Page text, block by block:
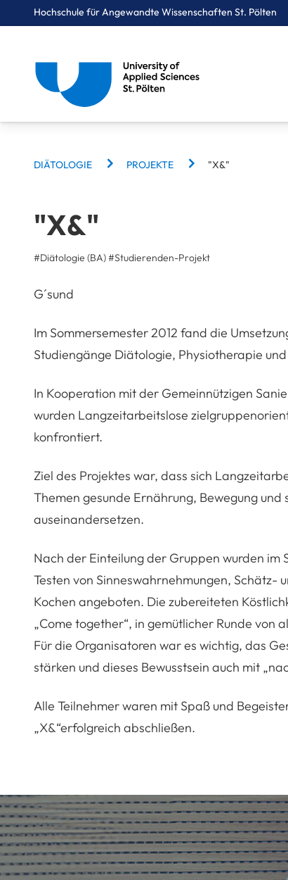
Hochschule für Angewandte Wissenschaften St. Pölten
BREADCRUMBS
DIÄTOLOGIE PROJEKTE "X&"
"X&"
#Diätologie (BA)#Studierenden-Projekt
G´sund
Im Sommersemester 2012 fand die
Studiengänge Diätologie, Physiotherapie
In Kooperation mit der Gemeinnützigen
wurden Langzeitarbeitslose
konfrontiert.
Ziel des Projektes war, dass sich
Themen gesunde Ernährung, Bewegung und
auseinandersetzen.
Nach der Einteilung der Gruppen wurden
Testen von Sinneswahrnehmungen, Schätz-
Kochen angeboten. Die zubereiteten
„Come together“, in gemütlicher Runde von
Für die Organisatoren war es wichtig, das
stärken und dieses Bewusstsein auch mit
Alle Teilnehmer waren mit Spaß und
„X&“erfolgreich abschließen.